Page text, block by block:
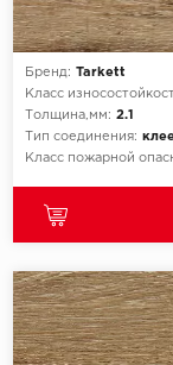
Бренд: Tarkett
Класс
Толщина,мм: 2.1
Тип соединения:
Класс пожарной